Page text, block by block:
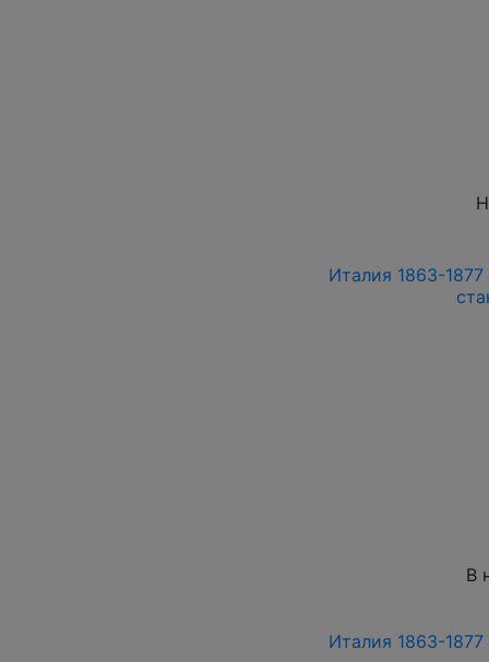
Италия 1863-
В
Италия 1863-1877